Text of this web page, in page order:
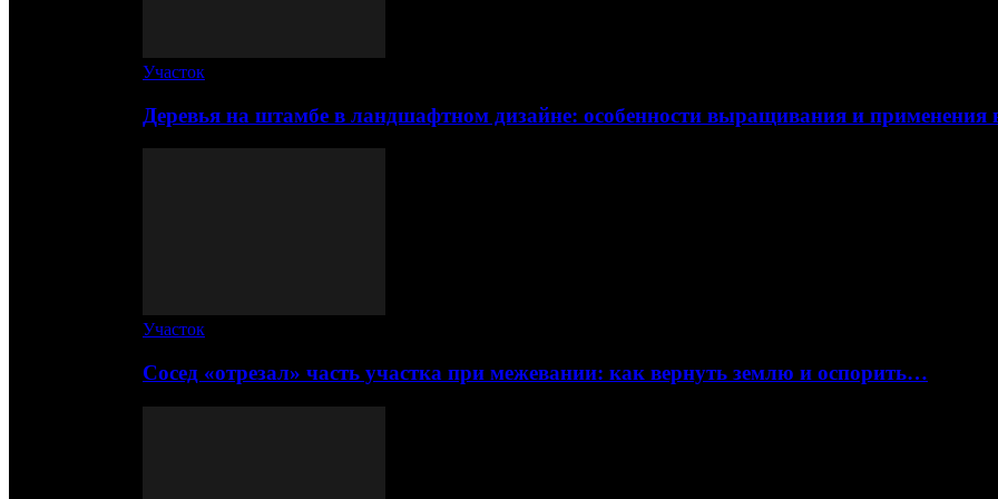
Участок
Деревья на штамбе в ландшафтном дизайне: особенности выращивания и
Участок
Сосед «отрезал» часть участка при межевании: как вернуть землю и оспорить…